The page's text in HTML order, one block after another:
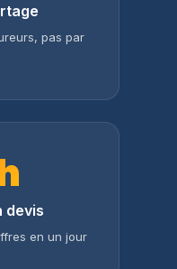
pas par
devis
en un jour